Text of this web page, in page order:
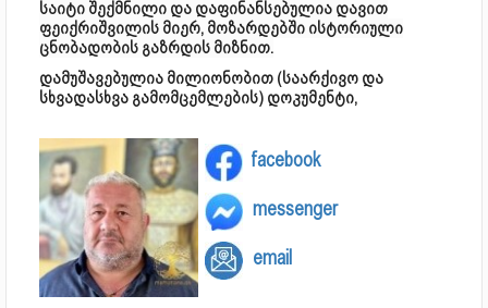
საიტი შექმნილი და დაფინანსებულია დავით
ფეიქრიშვილის მიერ, მოზარდებში ისტორიული
ცნობადობის გაზრდის მიზნით.
დამუშავებულია მილიონობით (საარქივო და
სხვადასხვა გამომცემლების) დოკუმენტი,
facebook
messenger
email